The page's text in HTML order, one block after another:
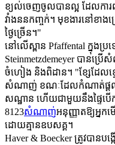
ខ្យល់ចេញចូលបានល្អ ដែលការ
វាំងននកញ្ចក់។ មុខងារនៅខាងក្
ថ្ងៃច្រើន។"
នៅលើស្ពាន Pfaffental ក្នុងប្
Steinmetzdemeyer បានប្រើ
ចំហៀង និងពិដាន។ "ខ្សែដែលខ្ច
សំណាញ់ ខណៈដែលកំណាត់ផ្តល់នូវ
សណ្ឋាន ហើយជាមួយនឹងផ្ទៃបើ
8123សំណាញ់អនុញ្ញាតឱ្យអ្ន
ដោយគ្មានឧបសគ្គ។
Haver & Boecker ត្រូវបានប